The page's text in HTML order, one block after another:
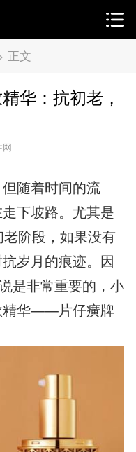
正文
华：抗初老，
网
随着时间的流
下坡路。尤其是
阶段，如果没有
岁月的痕迹。因
是非常重要的，小
精华——片仔癀牌